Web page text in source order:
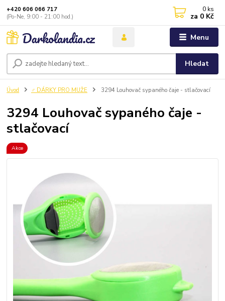
Menu
Hledat
+420 606 066 717
(Po-Ne, 9:00 - 21:00 hod.)
0 ks
za 0 Kč
Úvod ♂️ DÁRKY PRO MUŽE 3294 Louhovač sypaného čaje - stlačovací
3294 Louhovač sypaného čaje -
stlačovací
Akce